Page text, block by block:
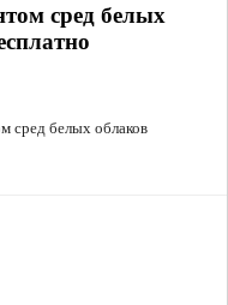
сред белых
сред белых облаков